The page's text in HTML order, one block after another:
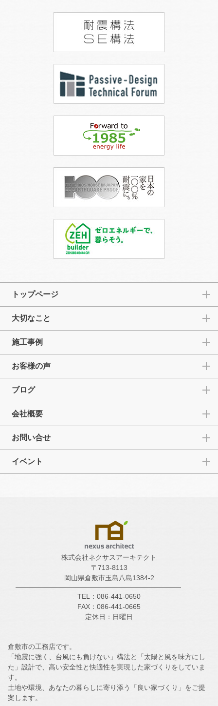
トップページ
大切なこと
施工事例
お客様の声
ブログ
会社概要
お問い合せ
イベント
株式会社ネクサスアーキテクト
〒713-8113
岡山県倉敷市玉島八島1384-2
TEL：086-441-0650
FAX：086-441-0665
定休日：日曜日
倉敷市の工務店です。
「地震に強く、台風にも負けない」構法と「太陽と風を味方にし
た」設計で、高い安全性と快適性を実現した家づくりをしていま
す。
土地や環境、あなたの暮らしに寄り添う「良い家づくり」をご提
案します。